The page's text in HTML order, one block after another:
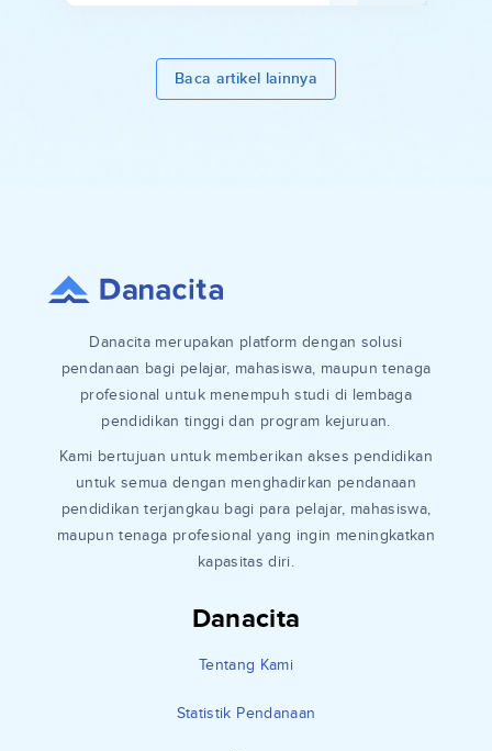
Baca artikel lainnya
Danacita
Tentang Kami
Statistik Pendanaan
Danacita merupakan platform dengan solusi
pendanaan bagi pelajar, mahasiswa, maupun tenaga
profesional untuk menempuh studi di lembaga
pendidikan tinggi dan program kejuruan.
Kami bertujuan untuk memberikan akses pendidikan
untuk semua dengan menghadirkan pendanaan
pendidikan terjangkau bagi para pelajar, mahasiswa,
maupun tenaga profesional yang ingin meningkatkan
kapasitas diri.